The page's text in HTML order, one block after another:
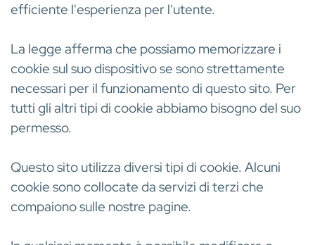
efficiente l'esperienza per l'utente.
La legge afferma che possiamo memorizzare i
cookie sul suo dispositivo se sono strettamente
necessari per il funzionamento di questo sito. Per
tutti gli altri tipi di cookie abbiamo bisogno del suo
permesso.
Questo sito utilizza diversi tipi di cookie. Alcuni
cookie sono collocate da servizi di terzi che
compaiono sulle nostre pagine.